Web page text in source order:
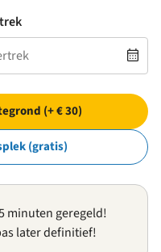
(+ € 30)
(gratis)
minuten geregeld!
later definitief!